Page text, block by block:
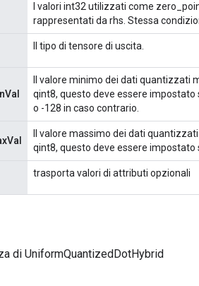
I valori int32 utilizzati come
rappresentati da rhs. Stessa
Il tipo di tensore di uscita.
Il valore minimo dei dati quantizzati
qint8, questo deve essere
o -128 in caso contrario.
Il valore massimo dei dati
qint8, questo deve essere impostato
trasporta valori di attributi opzionali
di UniformQuantizedDotHybrid